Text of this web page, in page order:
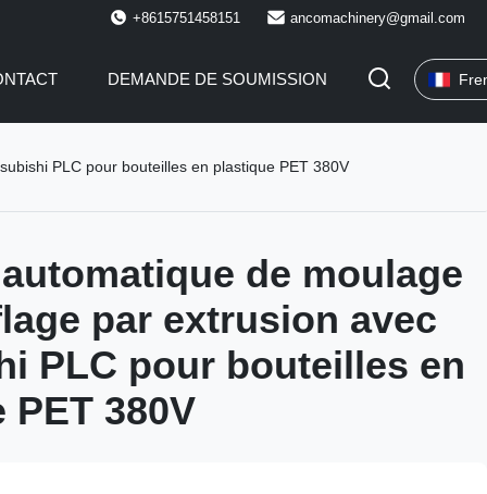
+8615751458151 ancomachinery@gmail.com
DEMANDE DE SOUMISSION
PLC pour bouteilles en plastique PET 380V
de moulage
par extrusion avec
PLC pour bouteilles en
380V